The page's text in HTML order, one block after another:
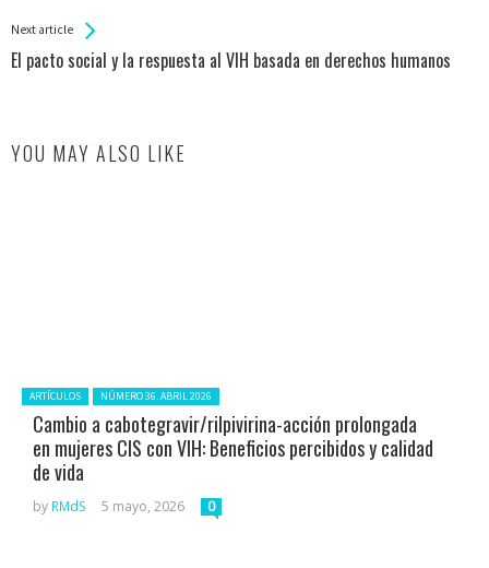
Next article
El pacto social y la respuesta al VIH basada en derechos humanos
YOU MAY ALSO LIKE
Posted in:
ARTÍCULOS NÚMERO 36. ABRIL 2026
Cambio a cabotegravir/rilpivirina-acción prolongada
en mujeres CIS con VIH: Beneficios percibidos y calidad
de vida
by RMdS 5 mayo, 2026 0